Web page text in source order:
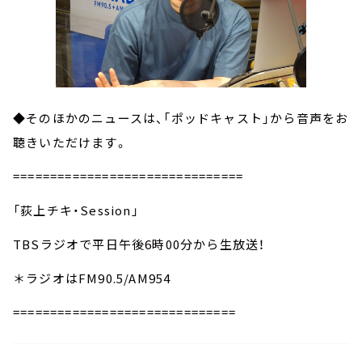
◆そのほかのニュースは、「ポッドキャスト」から音声をお
聴きいただけます。
===============================
「荻上チキ・Session」
TBSラジオで平日午後6時00分から生放送！
＊ラジオはFM90.5/AM954
==============================